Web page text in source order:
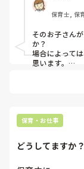
保育士, 保
そのお子さん
か？
場合によって
思います。
以前親がネグ
保育・お仕事
どうしてますか？